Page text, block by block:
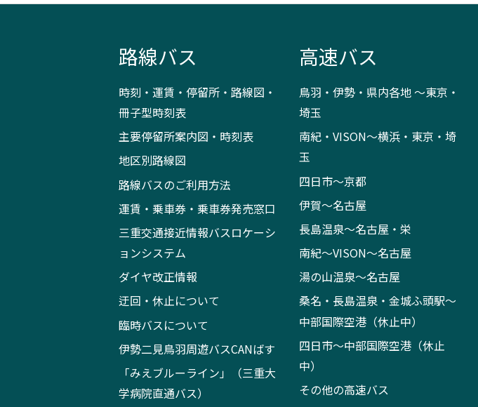
路線バス
時刻・運賃・停留所・路線図・
冊子型時刻表
主要停留所案内図・時刻表
地区別路線図
路線バスのご利用方法
運賃・乗車券・乗車券発売窓口
三重交通接近情報バスロケーシ
ョンシステム
ダイヤ改正情報
迂回・休止について
臨時バスについて
伊勢二見鳥羽周遊バスCANばす
「みえブルーライン」（三重大
学病院直通バス）
高速バス
鳥羽・伊勢・県内各地 ～東京・
埼玉
南紀・VISON～横浜・東京・埼
玉
四日市～京都
伊賀～名古屋
長島温泉～名古屋・栄
南紀～VISON～名古屋
湯の山温泉～名古屋
桑名・長島温泉・金城ふ頭駅～
中部国際空港（休止中）
四日市～中部国際空港（休止
中）
その他の高速バス